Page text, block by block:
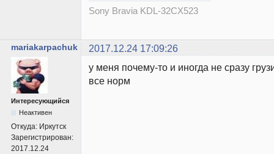
Sony Bravia KDL-32CX523
mariakarpachuk 2017.12.24 17:09:26
Интересующийся
Неактивен
Откуда: Иркутск
Зарегистрирован:
2017.12.24
у меня почему-то и иногда не сразу
все норм